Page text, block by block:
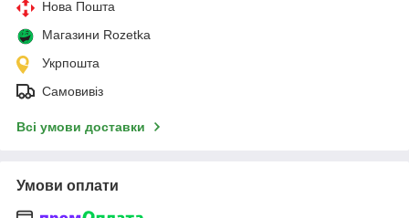
Нова Пошта
Магазини Rozetka
Укрпошта
Самовивіз
Всі умови доставки
Умови оплати